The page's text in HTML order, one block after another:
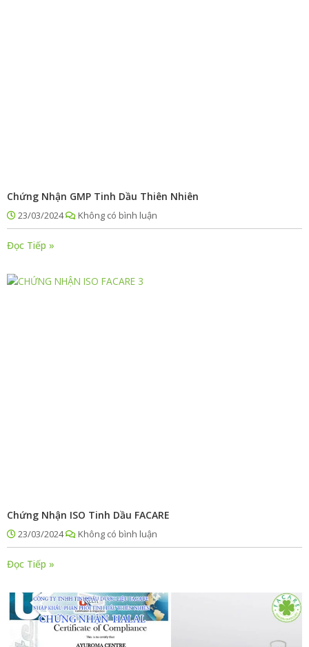
Chứng Nhận GMP Tinh Dầu Thiên Nhiên
23/03/2024 Không có bình luận
Đọc Tiếp »
Chứng Nhận ISO Tinh Dầu FACARE
23/03/2024 Không có bình luận
Đọc Tiếp »